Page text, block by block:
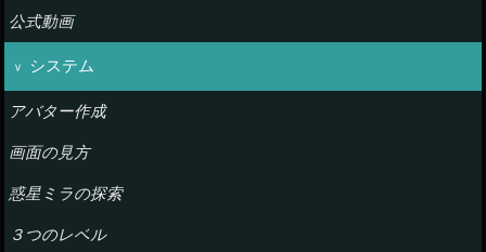
公式動画
システム
アバター作成
画面の見方
惑星ミラの探索
３つのレベル